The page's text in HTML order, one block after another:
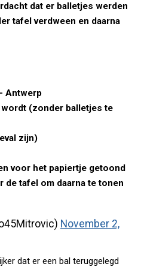
dat er balletjes werden
tafel verdween en daarna
Antwerp
(zonder balletjes te
zijn)
voor het papiertje getoond
tafel om daarna te tonen
November 2,
dat er een bal teruggelegd